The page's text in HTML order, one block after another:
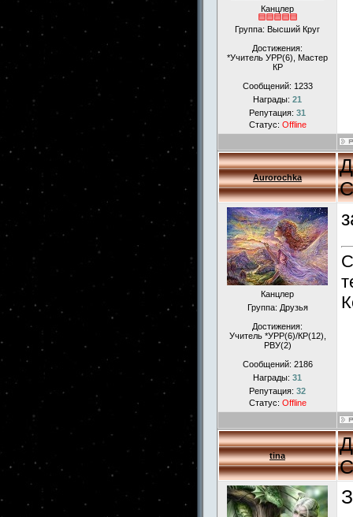
Канцлер
Группа: Высший Круг
Достижения:
*Учитель УРР(6), Мастер
КР
Сообщений: 1233
Награды: 21
Репутация: 31
Статус: Offline
Aurorochka
Канцлер
Группа: Друзья
Достижения:
Учитель *УРР(6)/КР(12),
РВУ(2)
Сообщений: 2186
Награды: 31
Репутация: 32
Статус: Offline
tina